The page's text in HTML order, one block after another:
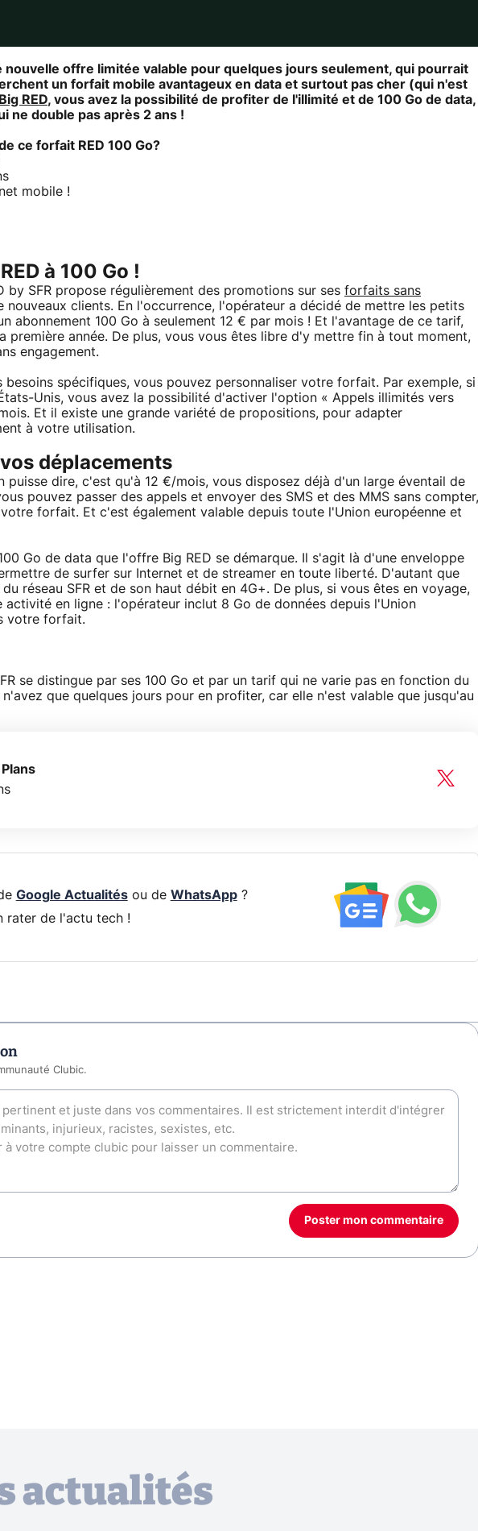
nouvelle offre limitée valable pour quelques jours seulement, qui pourrait
un forfait mobile avantageux en data et surtout pas cher (qui n'est
Big RED, vous avez la possibilité de profiter de l'illimité et de 100 Go de data,
ne double pas après 2 ans !
ce forfait RED 100 Go?
mobile !
à 100 Go !
by SFR propose régulièrement des promotions sur ses forfaits sans
nouveaux clients. En l'occurrence, l'opérateur a décidé de mettre les petits
abonnement 100 Go à seulement 12 € par mois ! Et l'avantage de ce tarif,
première année. De plus, vous vous êtes libre d'y mettre fin à tout moment,
engagement.
besoins spécifiques, vous pouvez personnaliser votre forfait. Par exemple, si
Unis, vous avez la possibilité d'activer l'option « Appels illimités vers
Et il existe une grande variété de propositions, pour adapter
à votre utilisation.
déplacements
puisse dire, c'est qu'à 12 €/mois, vous disposez déjà d'un large éventail de
pouvez passer des appels et envoyer des SMS et des MMS sans compter,
forfait. Et c'est également valable depuis toute l'Union européenne et
Go de data que l'offre Big RED se démarque. Il s'agit là d'une enveloppe
de surfer sur Internet et de streamer en toute liberté. D'autant que
réseau SFR et de son haut débit en 4G+. De plus, si vous êtes en voyage,
en ligne : l'opérateur inclut 8 Go de données depuis l'Union
votre forfait.
se distingue par ses 100 Go et par un tarif qui ne varie pas en fonction du
que quelques jours pour en profiter, car elle n'est valable que jusqu'au
Google Actualitésou de WhatsApp?
rater de l'actu tech !
Clubic.
Poster mon commentaire
actualités